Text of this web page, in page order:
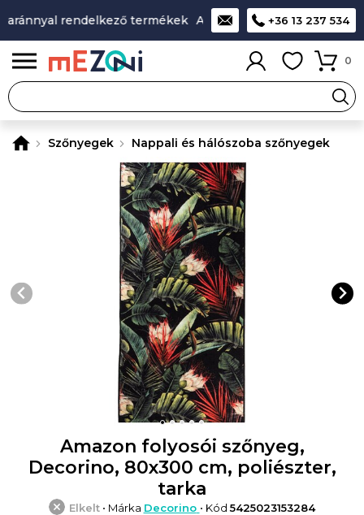
rendelkező termékek A legjobb design-minőség-ár
+36 13 237 534
0
Szőnyegek Nappali és hálószoba szőnyegek
Amazon folyosói szőnyeg,
Decorino, 80x300 cm, poliészter,
tarka
Elkelt• Márka Decorino • Kód5425023153284